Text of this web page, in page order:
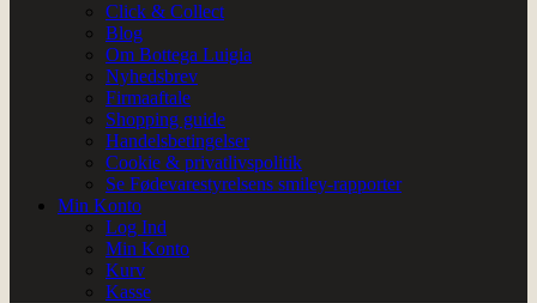
Click & Collect
Blog
Om Bottega Luigia
Nyhedsbrev
Firmaaftale
Shopping guide
Handelsbetingelser
Cookie & privatlivspolitik
Se Fødevarestyrelsens smiley-rapporter
Min Konto
Log Ind
Min Konto
Kurv
Kasse